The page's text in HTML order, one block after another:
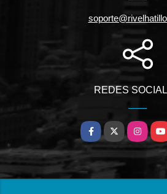
REDES
Facebook
X Instagram